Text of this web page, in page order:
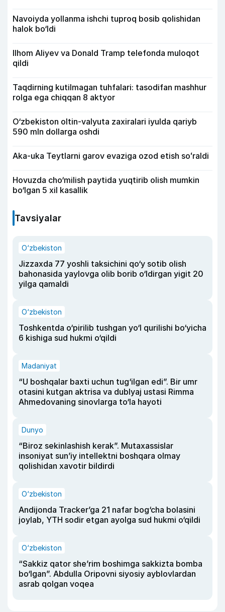
Navoiyda yollanma ishchi tuproq bosib qolishidan
halok bo‘ldi
Ilhom Aliyev va Donald Tramp telefonda muloqot
qildi
Taqdirning kutilmagan tuhfalari: tasodifan mashhur
rolga ega chiqqan 8 aktyor
O‘zbekiston oltin-valyuta zaxiralari iyulda qariyb
590 mln dollarga oshdi
Aka-uka Teytlarni garov evaziga ozod etish soʻraldi
Hovuzda cho‘milish paytida yuqtirib olish mumkin
bo‘lgan 5 xil kasallik
Tavsiyalar
O‘zbekiston
Jizzaxda 77 yoshli taksichini qo‘y sotib olish
bahonasida yaylovga olib borib o‘ldirgan yigit 20
yilga qamaldi
O‘zbekiston
Toshkentda o‘pirilib tushgan yo‘l qurilishi bo‘yicha
6 kishiga sud hukmi o‘qildi
Madaniyat
“U boshqalar baxti uchun tug‘ilgan edi”. Bir umr
otasini kutgan aktrisa va dublyaj ustasi Rimma
Ahmedovaning sinovlarga to‘la hayoti
Dunyo
“Biroz sekinlashish kerak”. Mutaxassislar
insoniyat sun’iy intellektni boshqara olmay
qolishidan xavotir bildirdi
O‘zbekiston
Andijonda Tracker’ga 21 nafar bog‘cha bolasini
joylab, YTH sodir etgan ayolga sud hukmi o‘qildi
O‘zbekiston
“Sakkiz qator she’rim boshimga sakkizta bomba
bo‘lgan”. Abdulla Oripovni siyosiy ayblovlardan
asrab qolgan voqea